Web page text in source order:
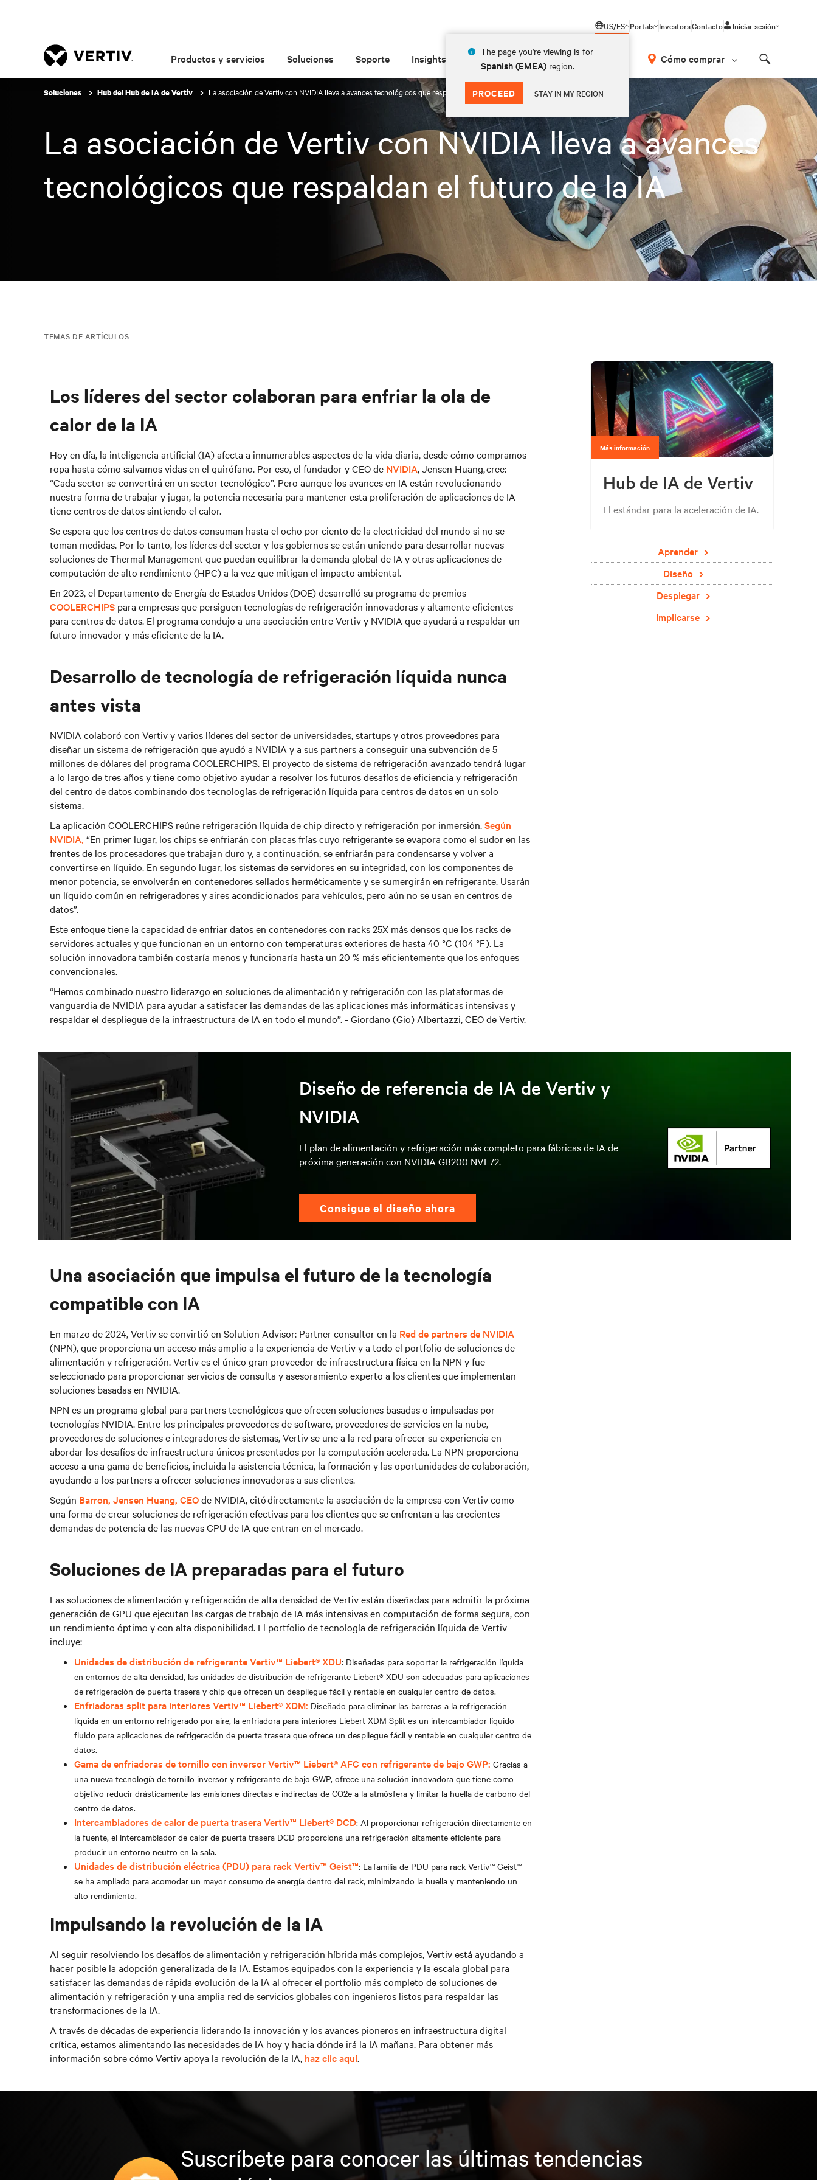
US/ES
The page you're viewing is for
Spanish (EMEA) region.
PROCEED STAY IN MY REGION
Portals InvestorsContacto Iniciar sesión
Productos y servicios Soluciones Soporte Insights Acerca de las Cómo comprar
Soluciones Hub del Hub de IA de Vertiv La asociación de Vertiv con NVIDIA lleva a avances tecnológicos que respaldan el futuro de la IA
La asociación de Vertiv con NVIDIA lleva a avances
tecnológicos que respaldan el futuro de la IA
TEMAS DE ARTÍCULOS
Los líderes del sector colaboran para enfriar la ola de
calor de la IA
Hoy en día, la inteligencia artificial (IA) afecta a innumerables aspectos de la vida diaria, desde cómo compramos
ropa hasta cómo salvamos vidas en el quirófano. Por eso, el fundador y CEO de NVIDIA, Jensen Huang, cree:
“Cada sector se convertirá en un sector tecnológico”. Pero aunque los avances en IA están revolucionando
nuestra forma de trabajar y jugar, la potencia necesaria para mantener esta proliferación de aplicaciones de IA
tiene centros de datos sintiendo el calor.
Se espera que loscentros de datos consuman hasta el ocho por ciento de la electricidad del mundo si no se
toman medidas. Por lo tanto, los líderes del sector y los gobiernos se están uniendo para desarrollar nuevas
soluciones de Thermal Management que puedan equilibrar la demanda global de IA y otras aplicaciones de
computación de alto rendimiento (HPC) a la vez que mitigan el impacto ambiental.
En 2023, el Departamento de Energía de Estados Unidos (DOE) desarrolló su programa de premios
COOLERCHIPS para empresas que persiguen tecnologías de refrigeración innovadoras y altamente eficientes
para centros de datos. El programa condujo a una asociación entre Vertiv y NVIDIA que ayudará a respaldar un
futuro innovador y más eficiente de la IA.
Desarrollo de tecnología de refrigeración líquida nunca
antes vista
NVIDIA colaboró con Vertiv y varios líderes del sector de universidades, startups y otros proveedores para
diseñar un sistema de refrigeración que ayudó a NVIDIA y a sus partners a conseguir una subvención de 5
millones de dólares del programa COOLERCHIPS. El proyecto de sistema de refrigeración avanzado tendrá lugar
a lo largo de tres años y tiene como objetivo ayudar a resolver los futuros desafíos de eficiencia y refrigeración
del centro de datos combinando dos tecnologías de refrigeración líquida para centros de datos en un solo
sistema.
La aplicación COOLERCHIPS reúne refrigeración líquida de chip directo y refrigeración por inmersión.Según
NVIDIA, “En primer lugar, los chips se enfriarán con placas frías cuyo refrigerante se evapora como el sudor en las
frentes de los procesadores que trabajan duro y, a continuación, se enfriarán para condensarse y volver a
convertirse en líquido. En segundo lugar, los sistemas de servidores en su integridad, con los componentes de
menor potencia, se envolverán en contenedores sellados herméticamente y se sumergirán en refrigerante. Usarán
un líquido común en refrigeradores y aires acondicionados para vehículos, pero aún no se usan en centros de
datos”.
Este enfoque tiene la capacidad de enfriar datos en contenedores con racks 25X más densos que los racks de
servidores actuales y que funcionan en un entorno con temperaturas exteriores de hasta 40 °C (104 °F). La
solución innovadora también costaría menos y funcionaría hasta un 20 % más eficientemente que los enfoques
convencionales.
“Hemos combinado nuestro liderazgo en soluciones de alimentación y refrigeración con las plataformas de
vanguardia de NVIDIA para ayudar a satisfacer las demandas de las aplicaciones más informáticas intensivas y
respaldar el despliegue de la infraestructura de IA en todo el mundo”. - Giordano (Gio) Albertazzi, CEO de Vertiv.
Diseño de referencia de IA de Vertiv y
NVIDIA
El plan de alimentación y refrigeración más completo para fábricas de IA de
próxima generación con NVIDIA GB200 NVL72.
Consigue el diseño ahora
Una asociación que impulsa el futuro de la tecnología
compatible con IA
En marzo de 2024, Vertiv se convirtió en Solution Advisor: Partner consultor en la Red de partners de NVIDIA
(NPN), que proporciona un acceso más amplio a la experiencia de Vertiv y a todo el portfolio de soluciones de
alimentación y refrigeración. Vertiv es el único gran proveedor de infraestructura física en la NPN y fue
seleccionado para proporcionar servicios de consulta y asesoramiento experto a los clientes que implementan
soluciones basadas en NVIDIA.
NPN es un programa global para partners tecnológicos que ofrecen soluciones basadas o impulsadas por
tecnologías NVIDIA. Entre los principales proveedores de software, proveedores de servicios en la nube,
proveedores de soluciones e integradores de sistemas, Vertiv se une a la red para ofrecer su experiencia en
abordar los desafíos de infraestructura únicos presentados por la computación acelerada. La NPN proporciona
acceso a una gama de beneficios, incluida la asistencia técnica, la formación y las oportunidades de colaboración,
ayudando a los partners a ofrecer soluciones innovadoras a sus clientes.
Según Barron, Jensen Huang, CEOde NVIDIA, citó directamente la asociación de la empresa con Vertiv como
una forma de crear soluciones de refrigeración efectivas para los clientes que se enfrentan a las crecientes
demandas de potencia de las nuevas GPU de IA que entran en el mercado.
Soluciones de IA preparadas para el futuro
Las soluciones de alimentación y refrigeración de alta densidad de Vertiv están diseñadas para admitir la próxima
generación de GPU que ejecutan las cargas de trabajo de IA más intensivas en computación de forma segura, con
un rendimiento óptimo y con alta disponibilidad. El portfolio de tecnología de refrigeración líquida de Vertiv
incluye:
Unidades de distribución de refrigeranteVertiv™ Liebert®XDU: Diseñadas para soportar la refrigeración líquida
en entornos de alta densidad, las unidades de distribución de refrigerante Liebert® XDU son adecuadas para aplicaciones
de refrigeración de puerta trasera y chip que ofrecen un despliegue fácil y rentable en cualquier centro de datos.
Enfriadoras split para interiores Vertiv™ Liebert® XDM: Diseñado para eliminar las barreras a la refrigeración
líquida en un entorno refrigerado por aire, la enfriadora para interiores Liebert XDM Split es un intercambiador líquido-
fluido para aplicaciones de refrigeración de puerta trasera que ofrece un despliegue fácil y rentable en cualquier centro de
datos.
Gama de enfriadoras de tornillo con inversor Vertiv™ Liebert® AFC con refrigerante de bajo GWP: Gracias a
una nueva tecnología de tornillo inversor y refrigerante de bajo GWP, ofrece una solución innovadora que tiene como
objetivo reducir drásticamente las emisiones directas e indirectas de CO2e a la atmósfera y limitar la huella de carbono del
centro de datos.
Intercambiadores de calor de puerta traseraVertiv™ Liebert® DCD: Al proporcionar refrigeración directamente en
la fuente, el intercambiador de calor de puerta trasera DCD proporciona una refrigeración altamente eficiente para
producir un entorno neutro en la sala.
Unidades de distribución eléctrica (PDU) para rack Vertiv™ Geist™: La familia de PDU para rack Vertiv™ Geist™
se ha ampliado para acomodar un mayor consumo de energía dentro del rack, minimizando la huella y manteniendo un
alto rendimiento.
Impulsando la revolución de la IA
Al seguir resolviendo los desafíos de alimentación y refrigeración híbrida más complejos, Vertiv está ayudando a
hacer posible la adopción generalizada de la IA. Estamos equipados con la experiencia y la escala global para
satisfacer las demandas de rápida evolución de la IA al ofrecer el portfolio más completo de soluciones de
alimentación y refrigeración y una amplia red de servicios globales con ingenieros listos para respaldar las
transformaciones de la IA.
A través de décadas de experiencia liderando la innovación y los avances pioneros en infraestructura digital
crítica, estamos alimentando las necesidades de IA hoy y hacia dónde irá la IA mañana. Para obtener más
información sobre cómo Vertiv apoya la revolución de la IA, haz clic aquí.
Más información
Hub de IA de Vertiv
El estándar para la aceleración de IA.
Aprender
Diseño
Desplegar
Implicarse
Suscríbete para conocer las últimas tendencias